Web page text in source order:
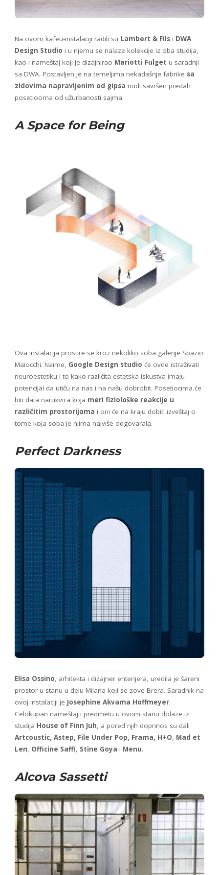
Na ovom kafeu-instalaciji radili su Lambert & Fils i DWA
Design Studio i u njemu se nalaze kolekcije iz oba studija,
kao i nameštaj koji je dizajnirao Mariotti Fulget u saradnji
sa DWA. Postavljen je na temeljima nekadašnje fabrike sa
zidovima napravljenim od gipsa nudi savršen predah
posetiocima od užurbanosti sajma.
A Space for Being
Ova instalacija prostire se kroz nekoliko soba galerije Spazio
Maiocchi. Naime, Google Design studio će ovde istraživati
neuroestetiku i to kako različita estetska iskustva imaju
potencijal da utiču na nas i na našu dobrobit. Posetiocima će
biti data narukvica koja meri fiziološke reakcije u
različitim prostorijama i oni će na kraju dobiti izveštaj o
tome koja soba je njima najviše odgovarala.
Perfect Darkness
Elisa Ossino, arhitekta i dizajner enterijera, uredila je šareni
prostor u stanu u delu Milana koji se zove Brera. Saradnik na
ovoj instalaciji je Josephine Akvama Hoffmeyer.
Celokupan nameštaj i predmetu u ovom stanu dolaze iz
studija House of Finn Juh, a pored njih doprinos su dali
Artcoustic, Astep, File Under Pop, Frama, H+O, Mad et
Len, Officine Saffi, Stine Goya i Menu.
Alcova Sassetti